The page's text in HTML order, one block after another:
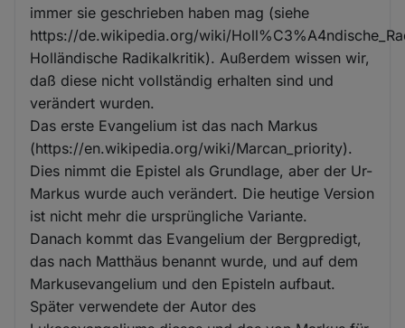
immer sie geschrieben haben mag (siehe
https://de.wikipedia.org/wiki/
Holländische Radikalkritik). Außerdem wissen wir,
daß diese nicht vollständig erhalten sind und
verändert wurden.
Das erste Evangelium ist das nach Markus
(https://en.wikipedia.org/wiki/Marcan_priority).
Dies nimmt die Epistel als Grundlage, aber der Ur-
Markus wurde auch verändert. Die heutige Version
ist nicht mehr die ursprüngliche Variante.
Danach kommt das Evangelium der Bergpredigt,
das nach Matthäus benannt wurde, und auf dem
Markusevangelium und den Episteln aufbaut.
Später verwendete der Autor des